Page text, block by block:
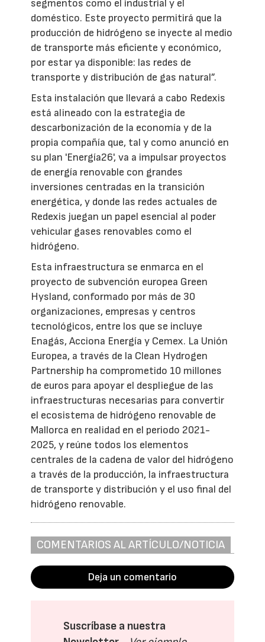
segmentos como el industrial y el
doméstico. Este proyecto permitirá que la
producción de hidrógeno se inyecte al medio
de transporte más eficiente y económico,
por estar ya disponible: las redes de
transporte y distribución de gas natural”.
Esta instalación que llevará a cabo Redexis
está alineado con la estrategia de
descarbonización de la economía y de la
propia compañía que, tal y como anunció en
su plan 'Energía26', va a impulsar proyectos
de energía renovable con grandes
inversiones centradas en la transición
energética, y donde las redes actuales de
Redexis juegan un papel esencial al poder
vehicular gases renovables como el
hidrógeno.
Esta infraestructura se enmarca en el
proyecto de subvención europea Green
Hysland, conformado por más de 30
organizaciones, empresas y centros
tecnológicos, entre los que se incluye
Enagás, Acciona Energía y Cemex. La Unión
Europea, a través de la Clean Hydrogen
Partnership ha comprometido 10 millones
de euros para apoyar el despliegue de las
infraestructuras necesarias para convertir
el ecosistema de hidrógeno renovable de
Mallorca en realidad en el periodo 2021-
2025, y reúne todos los elementos
centrales de la cadena de valor del hidrógeno
a través de la producción, la infraestructura
de transporte y distribución y el uso final del
hidrógeno renovable.
COMENTARIOS AL ARTÍCULO/NOTICIA
Deja un comentario
Suscríbase a nuestra